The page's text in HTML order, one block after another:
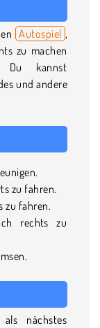
Autospiel ,
zu machen
Du kannst
und andere
zu fahren.
zu fahren.
rechts zu
nächstes